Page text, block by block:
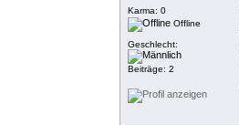
Karma: 0
Offline
Geschlecht:
Beiträge: 2